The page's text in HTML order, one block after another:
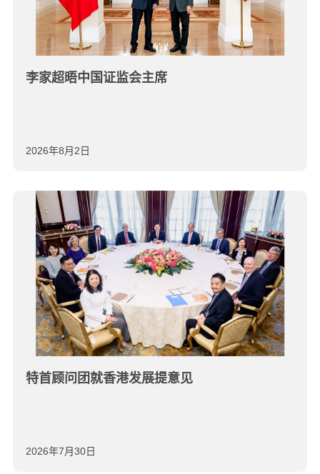
李家超晤中国证监会主席
2026年8月2日
特首顾问团就香港发展提意见
2026年7月30日